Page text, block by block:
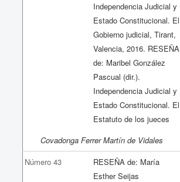
Independencia Judicial y
Estado Constitucional. El
Gobierno judicial, Tirant,
Valencia, 2016. RESEÑA
de: Maribel González
Pascual (dir.).
Independencia Judicial y
Estado Constitucional. El
Estatuto de los jueces
Covadonga Ferrer Martín de Vidales
Número 43
RESEÑA de: María
Esther Seijas